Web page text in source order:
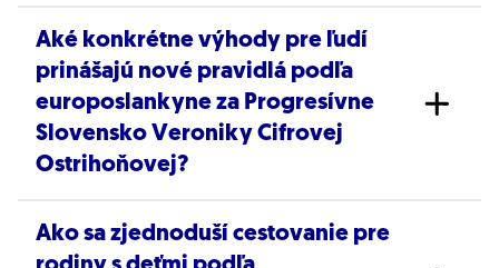
Delegácia Progresívneho Slovenska pod
vedením podpredsedu Európskeho
parlamentu Martina Hojsíka úspešne bránila
práva cestujúcich pred tlakom členských
pokúšali predĺžiť čas potrebný na vznik nároku
na kompenzáciu a znížiť finančné odškodnenie
Aké konkrétne výhody pre ľudí
prinášajú nové pravidlá podľa
europoslankyne za Progresívne
Slovensko Veroniky Cifrovej
Ostrihoňovej?
Veronika Cifrová Ostrihoňová z Progresívneho
Ako sa zjednoduší cestovanie pre